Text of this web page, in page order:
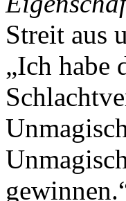
Streit aus
„Ich habe